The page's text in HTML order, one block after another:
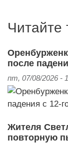
Читайте
после
пт, 07/08/2026 -
Жителя
повторную